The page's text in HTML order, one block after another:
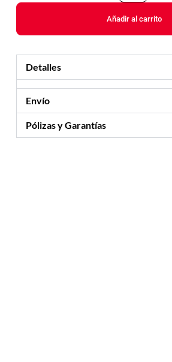
Añadir al carrito
Detalles
Envío
Pólizas y Garantías